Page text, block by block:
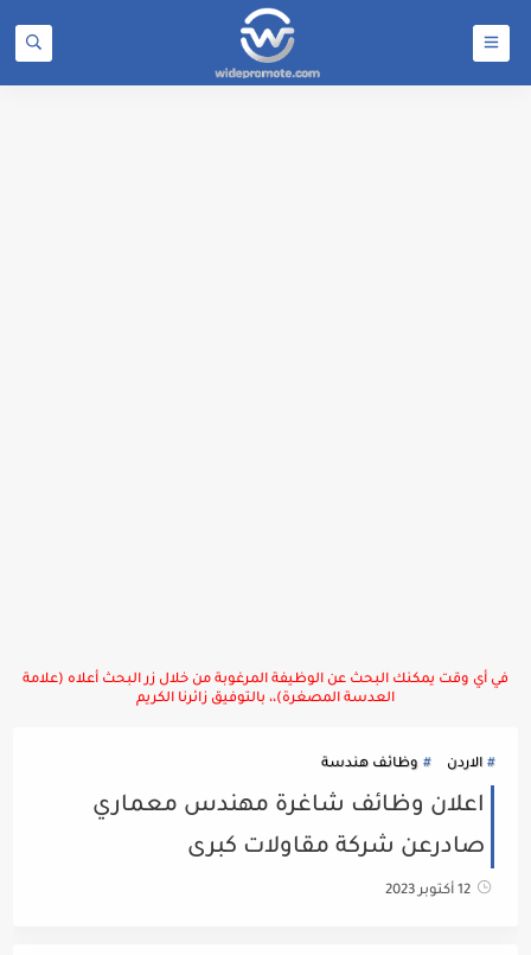
في أي وقت يمكنك البحث عن الوظيفة المرغوبة من خلال زر البحث أعلاه (علامة
العدسة المصغرة)،، بالتوفيق زائرنا الكريم
الاردن وظائف هندسة
اعلان وظائف شاغرة مهندس معماري
صادرعن شركة مقاولات كبرى
12 أكتوبر 2023